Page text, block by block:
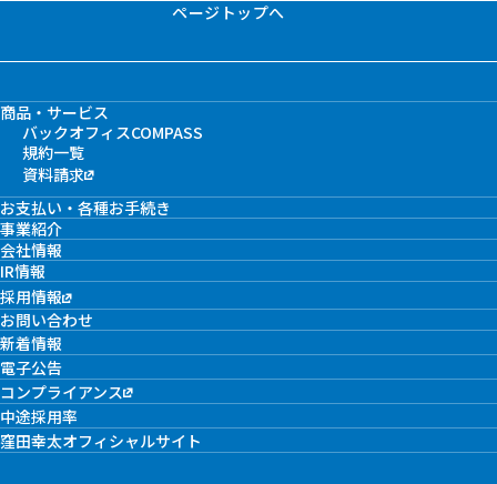
ページトップへ
商品・サービス
バックオフィスCOMPASS
規約一覧
資料請求
お支払い・各種お手続き
事業紹介
会社情報
IR情報
採用情報
お問い合わせ
新着情報
電子公告
コンプライアンス
中途採用率
窪田幸太オフィシャルサイト